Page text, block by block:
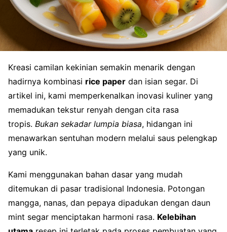
Kreasi camilan kekinian semakin menarik dengan
hadirnya kombinasi rice paper dan isian segar. Di
artikel ini, kami memperkenalkan inovasi kuliner yang
memadukan tekstur renyah dengan cita rasa
tropis. Bukan sekadar lumpia biasa, hidangan ini
menawarkan sentuhan modern melalui saus pelengkap
yang unik.
Kami menggunakan bahan dasar yang mudah
ditemukan di pasar tradisional Indonesia. Potongan
mangga, nanas, dan pepaya dipadukan dengan daun
mint segar menciptakan harmoni rasa. Kelebihan